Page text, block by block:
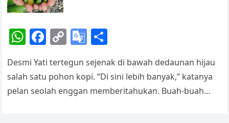
W
at
s
F
c
e
C
p
y
Li
G
o
gl
ar
e
Desmi Yati tertegun sejenak di bawah dedaunan hijau
salah satu pohon kopi. “Di sini lebih banyak,” katanya
pelan seolah enggan memberitahukan. Buah-buah